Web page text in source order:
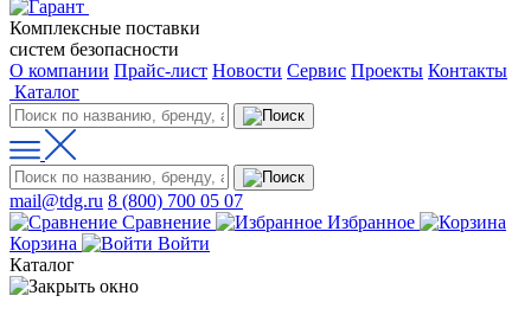
Комплексные поставки
систем безопасности
О компании Прайс-лист Новости Сервис Проекты Контакты
Каталог
mail@tdg.ru 8 (800) 700 05 07
Сравнение
Избранное
Корзина
Войти
Каталог